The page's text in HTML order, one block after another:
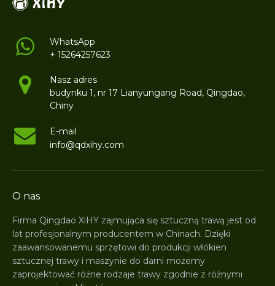
WhatsApp
+ 15264257623
Nasz adres
budynku 1, nr 17 Lianyungang Road, Qingdao,
Chiny
E-mail
info@qdxihy.com
O nas
Firma Qingdao XiHY zajmująca się sztuczną trawą jest od
lat profesjonalnym producentem w Chinach. Dzięki
zaawansowanemu sprzętowi do produkcji włókien
sztucznej trawy i maszynie do darni możemy
zaprojektować różne rodzaje trawy zgodnie z różnymi